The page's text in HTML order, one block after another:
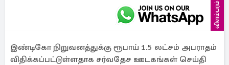
விளம்பரம்
இண்டிகோ நிறுவனத்துக்கு ரூபாய் 1.5 லட்சம் அபராதம்
விதிக்கப்பட்டுள்ளதாக சர்வதேச ஊடகங்கள் செய்தி